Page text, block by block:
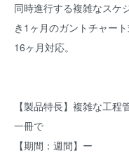
同時進行する複雑なスケ
き1ヶ月のガントチャート
16ヶ月対応。
【製品特長】複雑な工
一冊で
【期間：週間】ー